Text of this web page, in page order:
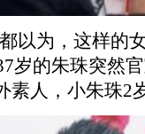
以为，这样的
岁的朱珠突然
素人，小朱珠2